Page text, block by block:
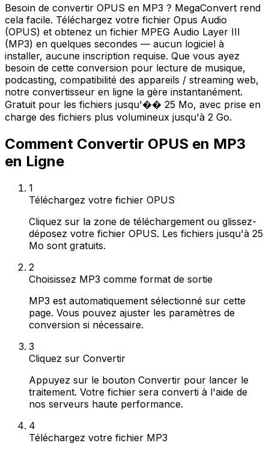
Besoin de convertir OPUS en MP3 ? MegaConvert rend
cela facile. Téléchargez votre fichier Opus Audio
(OPUS) et obtenez un fichier MPEG Audio Layer III
(MP3) en quelques secondes — aucun logiciel à
installer, aucune inscription requise. Que vous ayez
besoin de cette conversion pour lecture de musique,
podcasting, compatibilité des appareils / streaming web,
notre convertisseur en ligne la gère instantanément.
Gratuit pour les fichiers jusqu'�� 25 Mo, avec prise en
charge des fichiers plus volumineux jusqu'à 2 Go.
Comment Convertir OPUS en MP3
en Ligne
1
Téléchargez votre fichier OPUS
Cliquez sur la zone de téléchargement ou glissez-
déposez votre fichier OPUS. Les fichiers jusqu'à 25
Mo sont gratuits.
2
Choisissez MP3 comme format de sortie
MP3 est automatiquement sélectionné sur cette
page. Vous pouvez ajuster les paramètres de
conversion si nécessaire.
3
Cliquez sur Convertir
Appuyez sur le bouton Convertir pour lancer le
traitement. Votre fichier sera converti à l'aide de
nos serveurs haute performance.
4
Téléchargez votre fichier MP3